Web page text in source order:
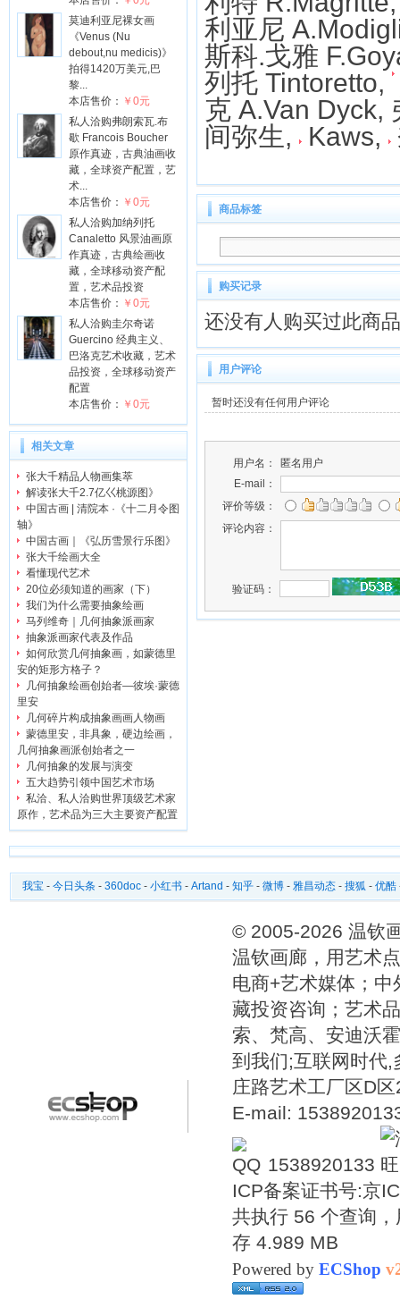
莫迪利亚尼裸女画
《Venus (Nu
debout,nu medicis)》
拍得1420万美元,巴
黎...
本店售价： ￥0元
私人洽购弗朗索瓦.布
歇 Francois Boucher
原作真迹，古典油画收
藏，全球资产配置，艺
术...
本店售价： ￥0元
私人洽购加纳列托
Canaletto 风景油画原
作真迹，古典绘画收
藏，全球移动资产配
置，艺术品投资
本店售价： ￥0元
私人洽购圭尔奇诺
Guercino 经典主义、
巴洛克艺术收藏，艺术
品投资，全球移动资产
配置
本店售价： ￥0元
相关文章
张大千精品人物画集萃
解读张大千2.7亿巜桃源图》
中国古画 | 清院本 ·《十二月令图
轴》
中国古画｜《弘历雪景行乐图》
张大千绘画大全
看懂现代艺术
20位必须知道的画家（下）
我们为什么需要抽象绘画
马列维奇｜几何抽象派画家
抽象派画家代表及作品
如何欣赏几何抽象画，如蒙德里
安的矩形方格子？
几何抽象绘画创始者—彼埃·蒙德
里安
几何碎片构成抽象画画人物画
蒙德里安，非具象，硬边绘画，
几何抽象画派创始者之一
几何抽象的发展与演变
五大趋势引领中国艺术市场
私洽、私人洽购世界顶级艺术家
原作，艺术品为三大主要资产配置
利亚尼
斯科.戈雅
列托 Tintoretto,
克 A.Van Dyck,
间弥生, Kaws,
商品标签
购买记录
还没有人购买过此商品
用户评论
暂时还没有任何用户评论
用户名：
匿名用户
E-mail：
评价等级：
评论内容：
验证码：
我宝 - 今日头条 - 360doc - 小红书 - Artand - 知乎 - 微博 - 雅昌动态 - 搜狐 - 优酷
© 2005-2026 温钦
温钦画廊，用艺术
电商+艺术媒体；
藏投资咨询；艺术
索、梵高、安迪沃
到我们;互联网时代,
庄路艺术工厂区D
E-mail:
1538920133
ICP备案证书号:京
共执行 56 个查询
存 4.989 MB
Powered by ECShop